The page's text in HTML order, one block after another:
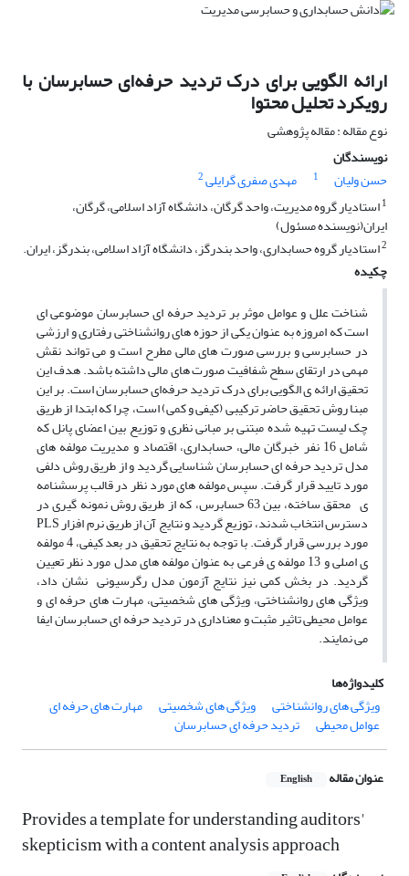
ارائه الگویی برای درک تردید حرفه‌ای حسابرسان با
رویکرد تحلیل محتوا
نوع مقاله : مقاله پژوهشی
نویسندگان
حسن ولیان
1 مهدی صفری گرایلی2
1استادیار گروه مدیریت، واحد گرگان، دانشگاه آزاد اسلامی، گرگان،
ایران(نویسنده مسئول)
2استادیار گروه حسابداری، واحد بندرگز، دانشگاه آزاد اسلامی، بندرگز، ایران.
چکیده
شناخت علل و عوامل موثر بر تردید حرفه ای حسابرسان موضوعی ای
است که امروزه به عنوان یکی از حوزه های روانشناختی رفتاری و ارزشی
در حسابرسی و بررسی صورت های مالی مطرح است و می تواند نقش
مهمی در ارتقای سطح شفافیت صورت های مالی داشته باشد. هدف این
تحقیق ارائه ی الگویی برای درک تردید حرفه‌ای حسابرسان است. بر این
مبنا روش تحقیق حاضر ترکیبی (کیفی و کمی) است، چرا که ابتدا از طریق
چک لیست تهیه شده مبتنی بر مبانی نظری و توزیع بین اعضای پانل که
شامل 16 نفر خبرگان مالی، حسابداری، اقتصاد و مدیریت مولفه های
مدل تردید حرفه ای حسابرسان شناسایی گردید و از طریق روش دلفی
مورد تایید قرار گرفت. سپس مولفه های مورد نظر در قالب پرسشنامه
ی محقق ساخته، بین 63 حسابرس، که از طریق روش نمونه گیری در
دسترس انتخاب شدند، توزیع گردید و نتایج آن از طریق نرم افزار PLS
مورد بررسی قرار گرفت. با توجه به نتایج تحقیق در بعد کیفی، 4 مولفه
ی اصلی و 13 مولفه ی فرعی به عنوان مولفه های مدل مورد نظر تعیین
گردید. در بخش کمی نیز نتایج آزمون مدل رگرسیونی نشان داد،
ویژگی های روانشناختی، ویژگی های شخصیتی، مهارت های حرفه ای و
عوامل محیطی تاثیر مثبت و معناداری در تردید حرفه ای حسابرسان ایفا
می نمایند.
کلیدواژه‌ها
ویژگی های روانشناختی
ویژگی های شخصیتی مهارت های حرفه ای
عوامل محیطی تردید حرفه ای حسابرسان
عنوان مقاله English
Provides a template for understanding auditors'
skepticism with a content analysis approach